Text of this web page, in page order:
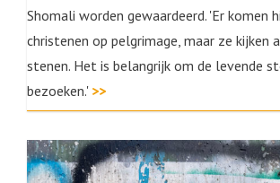
Shomali worden gewaardeerd. 'Er komen
christenen op pelgrimage, maar ze kijken
stenen. Het is belangrijk om de levende
bezoeken.' >>